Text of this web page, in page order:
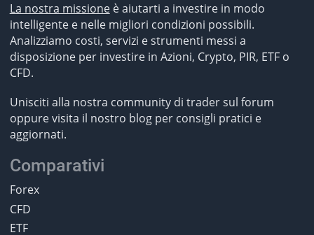
La nostra missioneè aiutarti a investire in modo
intelligente e nelle migliori condizioni possibili.
Analizziamo costi, servizi e strumenti messi a
disposizione per investire in Azioni, Crypto, PIR, ETF o
CFD.
Unisciti alla nostra community di trader sul forum
oppure visita il nostro blog per consigli pratici e
aggiornati.
Comparativi
Forex
CFD
ETF